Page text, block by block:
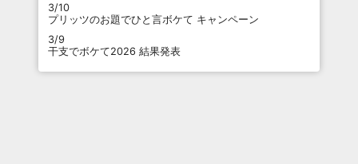
3/10
プリッツのお題でひと言ボケて キャンペーン
3/9
干支でボケて2026 結果発表